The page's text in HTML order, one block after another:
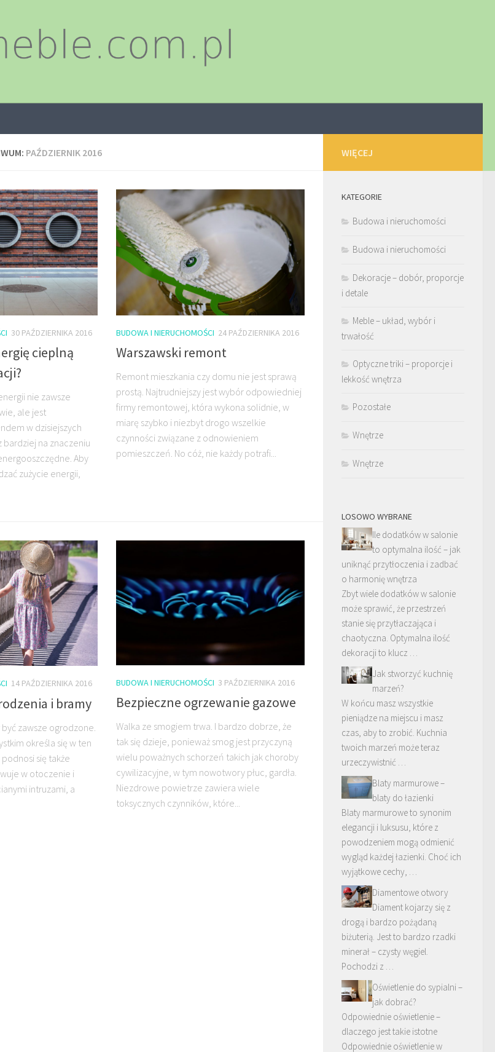
PAŹDZIERNIK 2016
30 PAŹDZIERNIKA 2016
cieplną
nie zawsze
ale jest
w dzisiejszych
bardziej na znaczeniu
Aby
zużycie energii,
BUDOWA I NIERUCHOMOŚCI 24 PAŹDZIERNIKA 2016
Warszawski remont
Remont mieszkania czy domu nie jest sprawą
prostą. Najtrudniejszy jest wybór odpowiedniej
firmy remontowej, która wykona solidnie, w
miarę szybko i niezbyt drogo wszelkie
czynności związane z odnowieniem
pomieszczeń. No cóż, nie każdy potrafi...
14 PAŹDZIERNIKA 2016
i bramy
zawsze ogrodzone.
określa się w ten
się także
w otoczenie i
intruzami, a
BUDOWA I NIERUCHOMOŚCI 3 PAŹDZIERNIKA 2016
Bezpieczne ogrzewanie gazowe
Walka ze smogiem trwa. I bardzo dobrze, że
tak się dzieje, ponieważ smog jest przyczyną
wielu poważnych schorzeń takich jak choroby
cywilizacyjne, w tym nowotwory płuc, gardła.
Niezdrowe powietrze zawiera wiele
toksycznych czynników, które...
WIĘCEJ
KATEGORIE
Budowa i nieruchomości
Budowa i nieruchomości
Dekoracje – dobór, proporcje
i detale
Meble – układ, wybór i
trwałość
Optyczne triki – proporcje i
lekkość wnętrza
Pozostałe
Wnętrze
Wnętrze
LOSOWO WYBRANE
Ile dodatków w salonie
to optymalna ilość – jak
uniknąć przytłoczenia i zadbać
o harmonię wnętrza
Zbyt wiele dodatków w salonie
może sprawić, że przestrzeń
stanie się przytłaczająca i
chaotyczna. Optymalna ilość
dekoracji to klucz …
Jak stworzyć kuchnię
marzeń?
W końcu masz wszystkie
pieniądze na miejscu i masz
czas, aby to zrobić. Kuchnia
twoich marzeń może teraz
urzeczywistnić …
Blaty marmurowe –
blaty do łazienki
Blaty marmurowe to synonim
elegancji i luksusu, które z
powodzeniem mogą odmienić
wygląd każdej łazienki. Choć ich
wyjątkowe cechy, …
Diamentowe otwory
Diament kojarzy się z
drogą i bardzo pożądaną
biżuterią. Jest to bardzo rzadki
minerał – czysty węgiel.
Pochodzi z …
Oświetlenie do sypialni –
jak dobrać?
Odpowiednie oświetlenie –
dlaczego jest takie istotne
Odpowiednie oświetlenie w